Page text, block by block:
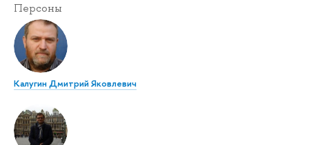
Персоны
Калугин Дмитрий Яковлевич